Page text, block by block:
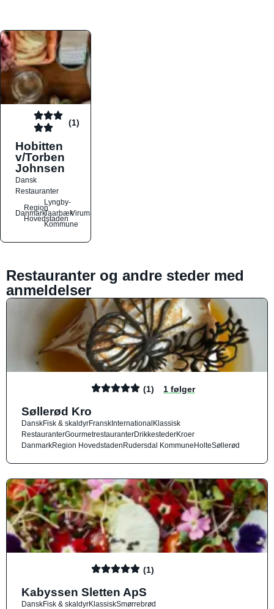
(1)
Hobitten
v/Torben
Johnsen
Dansk
Restauranter
Danmark
Region
Hovedstaden
Lyngby-
Taarbæk
Kommune
Virum
Restauranter og andre steder med
anmeldelser
(1) 1 følger
Søllerød Kro
DanskFisk & skaldyrFranskInternationalKlassisk
RestauranterGourmetrestauranterDrikkestederKroer
DanmarkRegion HovedstadenRudersdal KommuneHolteSøllerød
(1)
Kabyssen Sletten ApS
DanskFisk & skaldyrKlassiskSmørrebrød